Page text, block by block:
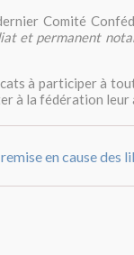
Comité
et permanent
à participer à
à la fédération leur
en cause des